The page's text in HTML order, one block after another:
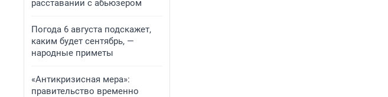
расставании с абьюзером
Погода 6 августа подскажет,
каким будет сентябрь, —
народные приметы
«Антикризисная мера»:
правительство временно